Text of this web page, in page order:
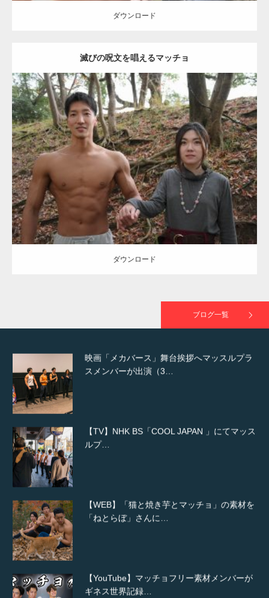
ダウンロード
滅びの呪文を唱えるマッチョ
Update:2021.07.8
Category:公園のマッチョ その他 AKIHITO(細マッチョ) 大胸筋 腹筋
ダウンロード
ダウンロード
ブログ一覧
ギネス世界記録…
【TV】TBS番組「ひるおび」にてマッスルプ
ラスが紹介されま…
TOKYO FMラジオ番組「ONE MORNING」
で紹介さ…
NHK「所さん！事件ですよ」に取材されまし
た（6/8放送）
映画「メカバース」舞台挨拶へマッスルプラ
スメンバーが出演（3…
【TV】NHK BS「COOL JAPAN 」にてマッス
ルプ…
【WEB】「猫と焼き芋とマッチョ」の素材を
「ねとらぼ」さんに…
【YouTube】マッチョフリー素材メンバーが
ギネス世界記録…